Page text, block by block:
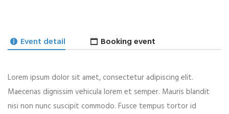
Event detail Booking event
Lorem ipsum dolor sit amet, consectetur adipiscing elit.
Maecenas dignissim vehicula lorem et semper. Mauris blandit
nisi non nunc suscipit commodo. Fusce tempus tortor id
Event expired, so you can't book ticket